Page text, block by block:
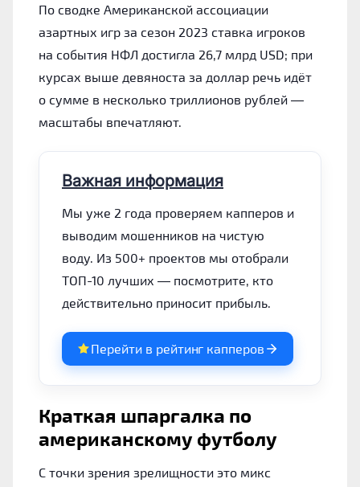
По сводке Американской ассоциации
азартных игр за сезон 2023 ставка игроков
на события НФЛ достигла 26,7 млрд USD; при
курсах выше девяноста за доллар речь идёт
о сумме в несколько триллионов рублей —
масштабы впечатляют.
Важная информация
Мы уже 2 года проверяем капперов и
выводим мошенников на чистую
воду. Из 500+ проектов мы отобрали
ТОП-10 лучших — посмотрите, кто
действительно приносит прибыль.
Перейти в рейтинг капперов
Краткая шпаргалка по
американскому футболу
С точки зрения зрелищности это микс